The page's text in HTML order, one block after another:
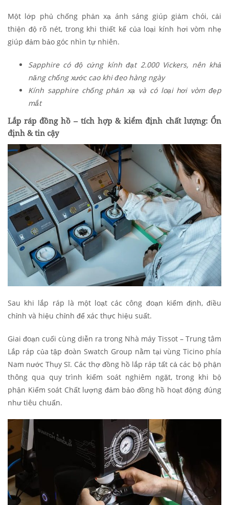
Một lớp phủ chống phản xạ ánh sáng giúp giảm chói, cải
thiện độ rõ nét, trong khi thiết kế của loại kính hơi vòm nhẹ
giúp đảm bảo góc nhìn tự nhiên.
Sapphire có độ cứng kính đạt 2.000 Vickers, nên khả
năng chống xước cao khi đeo hàng ngày
Kính sapphire chống phản xạ và có loại hơi vòm đẹp
mắt
Lắp ráp đồng hồ – tích hợp & kiểm định chất lượng: Ổn
định & tin cậy
Sau khi lắp ráp là một loạt các công đoạn kiểm định, điều
chỉnh và hiệu chỉnh để xác thực hiệu suất.
Giai đoạn cuối cùng diễn ra trong Nhà máy Tissot – Trung tâm
Lắp ráp của tập đoàn Swatch Group nằm tại vùng Ticino phía
Nam nước Thụy Sĩ. Các thợ đồng hồ lắp ráp tất cả các bộ phận
thông qua quy trình kiểm soát nghiêm ngặt, trong khi bộ
phận Kiểm soát Chất lượng đảm bảo đồng hồ hoạt động đúng
như tiêu chuẩn.